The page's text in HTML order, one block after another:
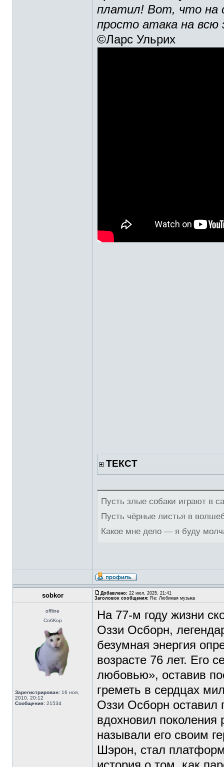
платил! Вот, что на
просто атака на
©Ларс Ульрих
ТЕКСТ
Пусть злые собаки играют в
Пусть чёрные листья в
Какое мне дело — я буду
sobkor Добавлено: 22 июл, 2025, 21:41
Заголовок сообщения: Re: Любимая музыка
offline
СобКор
Зарегистрирован: 16 ноя,
2010, 20:12
Сообщения: 21534
На 77-м году жизни
Оззи Осборн,
безумная энергия
возрасте 76 лет. Его
любовью», оставив
греметь в сердцах
Оззи Осборн
вдохновил поколения
называли его своим
Шэрон, стал